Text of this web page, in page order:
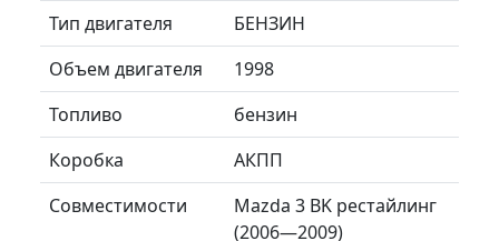
Тип двигателя
БЕНЗИН
Объем двигателя
1998
Топливо
бензин
Коробка
АКПП
Совместимости
Mazda 3 BK рестайлинг
(2006—2009)